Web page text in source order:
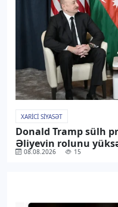
XARICI SIYASƏT
Donald Tramp sülh
Əliyevin rolunu
08.08.2026 15